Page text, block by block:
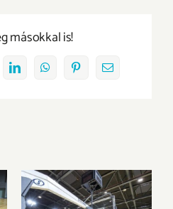
másokkal is!
LinkedInWhatsAppPinterestEmail: